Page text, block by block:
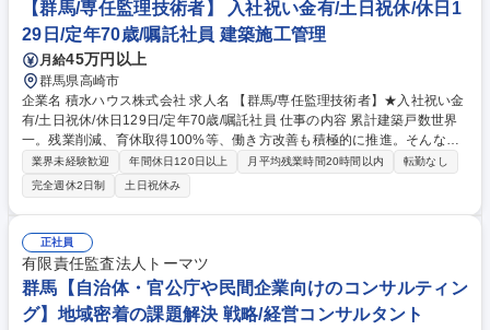
業務用空調機器の採用推進営業/WEB面接可能
【群馬/専任監理技術者】 入社祝い金有/土日祝休/休日1
29日/定年70歳/嘱託社員 建築施工管理
月給45万円以上
群馬県高崎市
企業名 積水ハウス株式会社 求人名 【群馬/専任監理技術者】★入社祝い金
有/土日祝休/休日129日/定年70歳/嘱託社員 仕事の内容 累計建築戸数世界
一。残業削減、育休取得100%等、働き方改善も積極的に推進。そんな当
社にて、配置技術者として一般建築物現場専任の監理技術者業務又は主任
技術者業務をお任せ。 【詳細】当面は、施工管理補助として、検査結果の
集計、プレゼン資料作成、CAD入力支援、確認資料調査資料の作成、施工
管理台帳の作成等にも携わって頂きますが、ゆくゆくは現場管理を主担当
として回して頂けるようになってほしいと思っています。また、安全管
理、品質管理、工程管理、協力会社との折衝・調整なども行って頂きま
す。 ※現場専任の場合、年間2～3物件程度、主任の場合は2～3現場を掛
け持ち頂く事も想定。 募集職種 【群馬/専任監理技術者】★入社祝い金有/
土日祝休/休日129日/定年70歳/嘱託社員
業界未経験歓迎 年間休日120日以上 月平均残業時間20時間以内
転勤なし
完全週休2日制
土日祝休み
正社員
有限責任監査法人トーマツ
群馬【自治体・官公庁や民間企業向けのコンサルティン
グ】地域密着の課題解決 戦略/経営コンサルタント